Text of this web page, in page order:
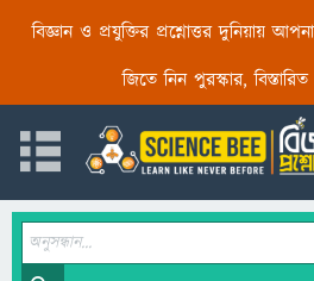
বিজ্ঞান ও প্রযুক্তির প্রশ্নোত্তর দুনিয়ায়
জিতে নিন পুরস্কার, বিস্তারিত